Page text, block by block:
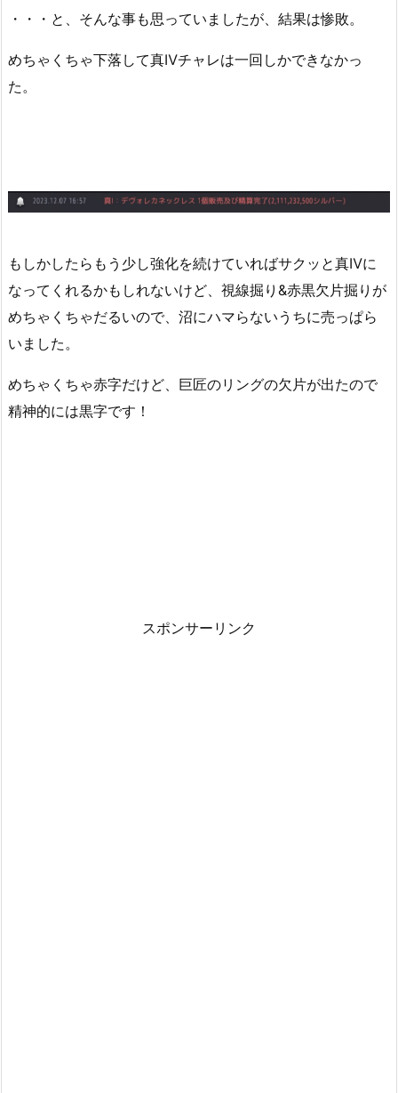
・・・と、そんな事も思っていましたが、結果は惨敗。
めちゃくちゃ下落して真Ⅳチャレは一回しかできなかっ
た。
もしかしたらもう少し強化を続けていればサクッと真Ⅳに
なってくれるかもしれないけど、視線掘り&赤黒欠片掘りが
めちゃくちゃだるいので、沼にハマらないうちに売っぱら
いました。
めちゃくちゃ赤字だけど、巨匠のリングの欠片が出たので
精神的には黒字です！
スポンサーリンク